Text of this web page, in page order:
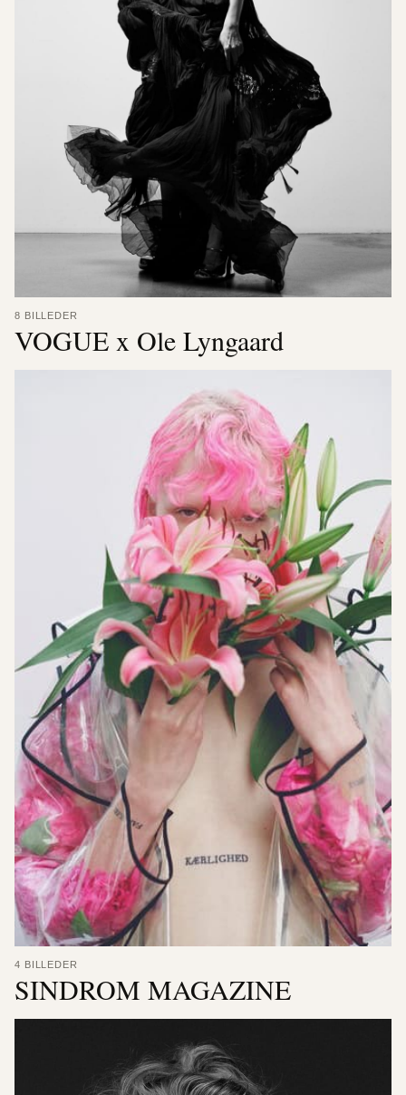
8 BILLEDER
VOGUE x Ole Lyngaard
4 BILLEDER
SINDROM MAGAZINE